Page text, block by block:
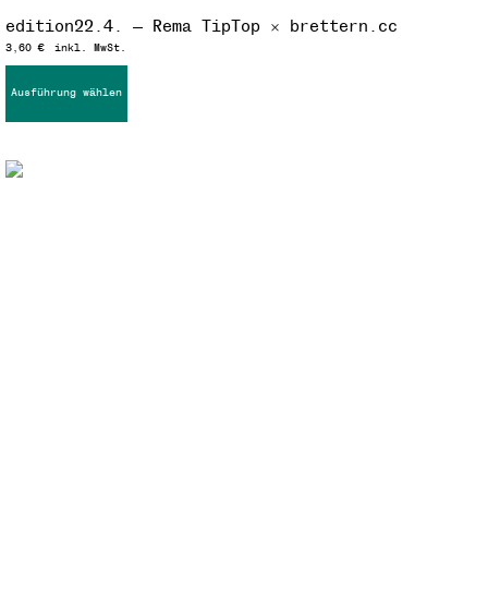
edition22.4. — Rema TipTop × brettern.cc
3,60€ inkl. MwSt.
Ausführung wählen